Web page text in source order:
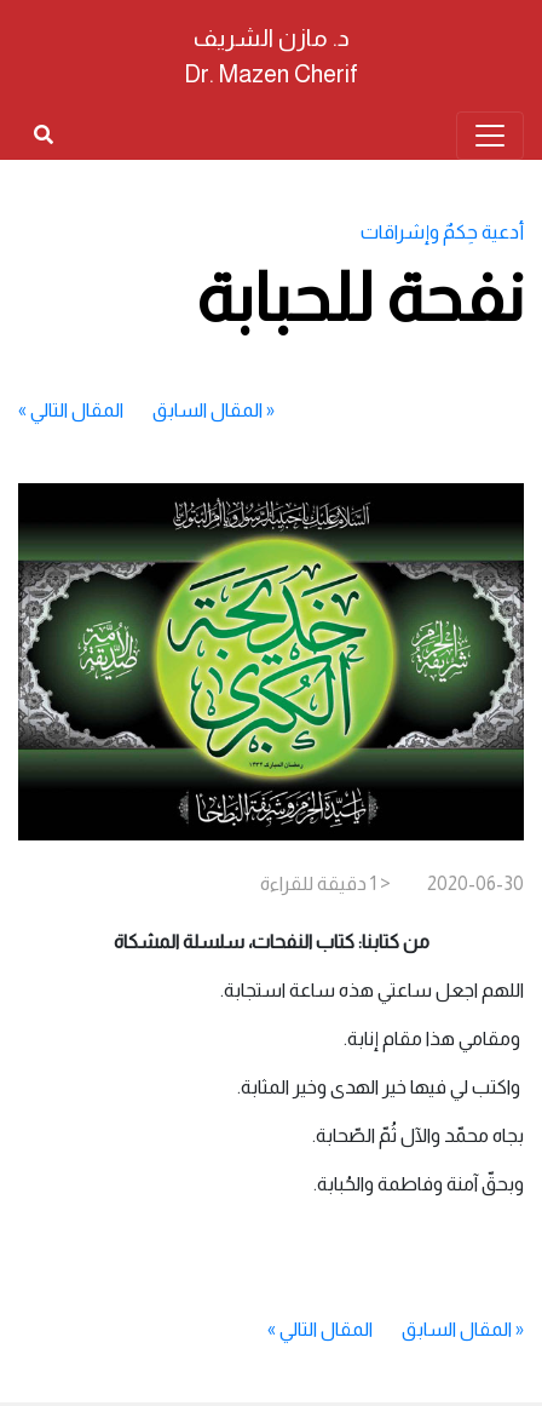
د. مازن الشريف
Dr. Mazen Cherif
أدعية حِكمٌ وإشراقات
نفحة للحبابة
«المقال السابق المقال التالي »
2020-06-30
< 1 دقيقة للقراءة
من كتابنا: كتاب النفحات، سلسلة المشكاة
اللهم اجعل ساعتي هذه ساعة استجابة.
ومقامي هذا مقام إنابة.
واكتب لي فيها خير الهدى وخير المثابة.
بجاه محمّد والآل ثُمّ الصّحابة.
وبحقّ آمنة وفاطمة والحُبابة.
«المقال السابق المقال التالي »